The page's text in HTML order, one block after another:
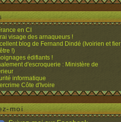
en CI
visage des arnaqueurs !
blog de Fernand Dindé (Ivoirien et fier
!)
édifiants !
d'escroquerie : Ministère de
informatique
Côte d'Ivoire
moi